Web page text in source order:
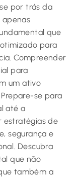
por trás da
apenas
que
para
Compreender
para
um ativo
se para
até a
estratégias de
segurança e
Descubra
que não
também a